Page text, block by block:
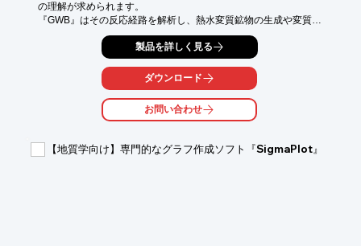
の理解が求められます。
『GWB』はその反応経路を解析し、熱水変質鉱物の生成や変質分
帯をモデル化します。火山ガスが溶け込んでpHや水質が変化して
いく過程をシミュレーションし、Eh-pH図では熱水系の鉱物が安
定な領域を可視化します。高温に対応した熱力学データベースを
背景に、火山性熱水系で進む地化学プロセスを定量的に解析しま
【活用シーン】
・熱水変質帯（変質鉱物分帯）のモデリング
・火山ガス溶解に伴う水質・pH 変化の解析
製品を詳しく見る
ダウンロード
お問い合わせ
【地質学向け】専門的なグラフ作成ソフト『SigmaPlot』